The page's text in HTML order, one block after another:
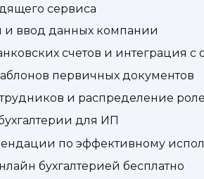
сервиса
и ввод данных компании
счетов и интеграция с
первичных документов
и распределение
для ИП
по эффективному
бухгалтерией бесплатно